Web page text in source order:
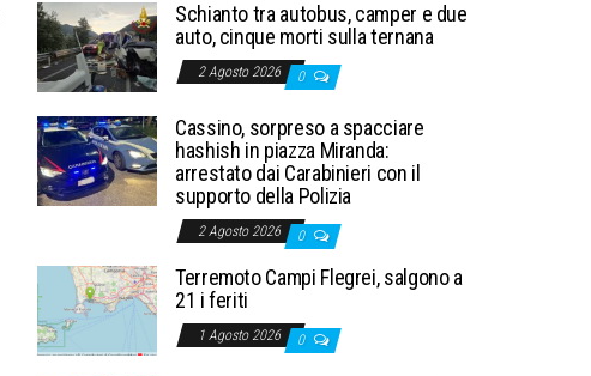
Schianto tra autobus, camper e due
auto, cinque morti sulla ternana
2 Agosto 2026 0
Cassino, sorpreso a spacciare
hashish in piazza Miranda:
arrestato dai Carabinieri con il
supporto della Polizia
2 Agosto 2026 0
Terremoto Campi Flegrei, salgono a
21 i feriti
1 Agosto 2026 0